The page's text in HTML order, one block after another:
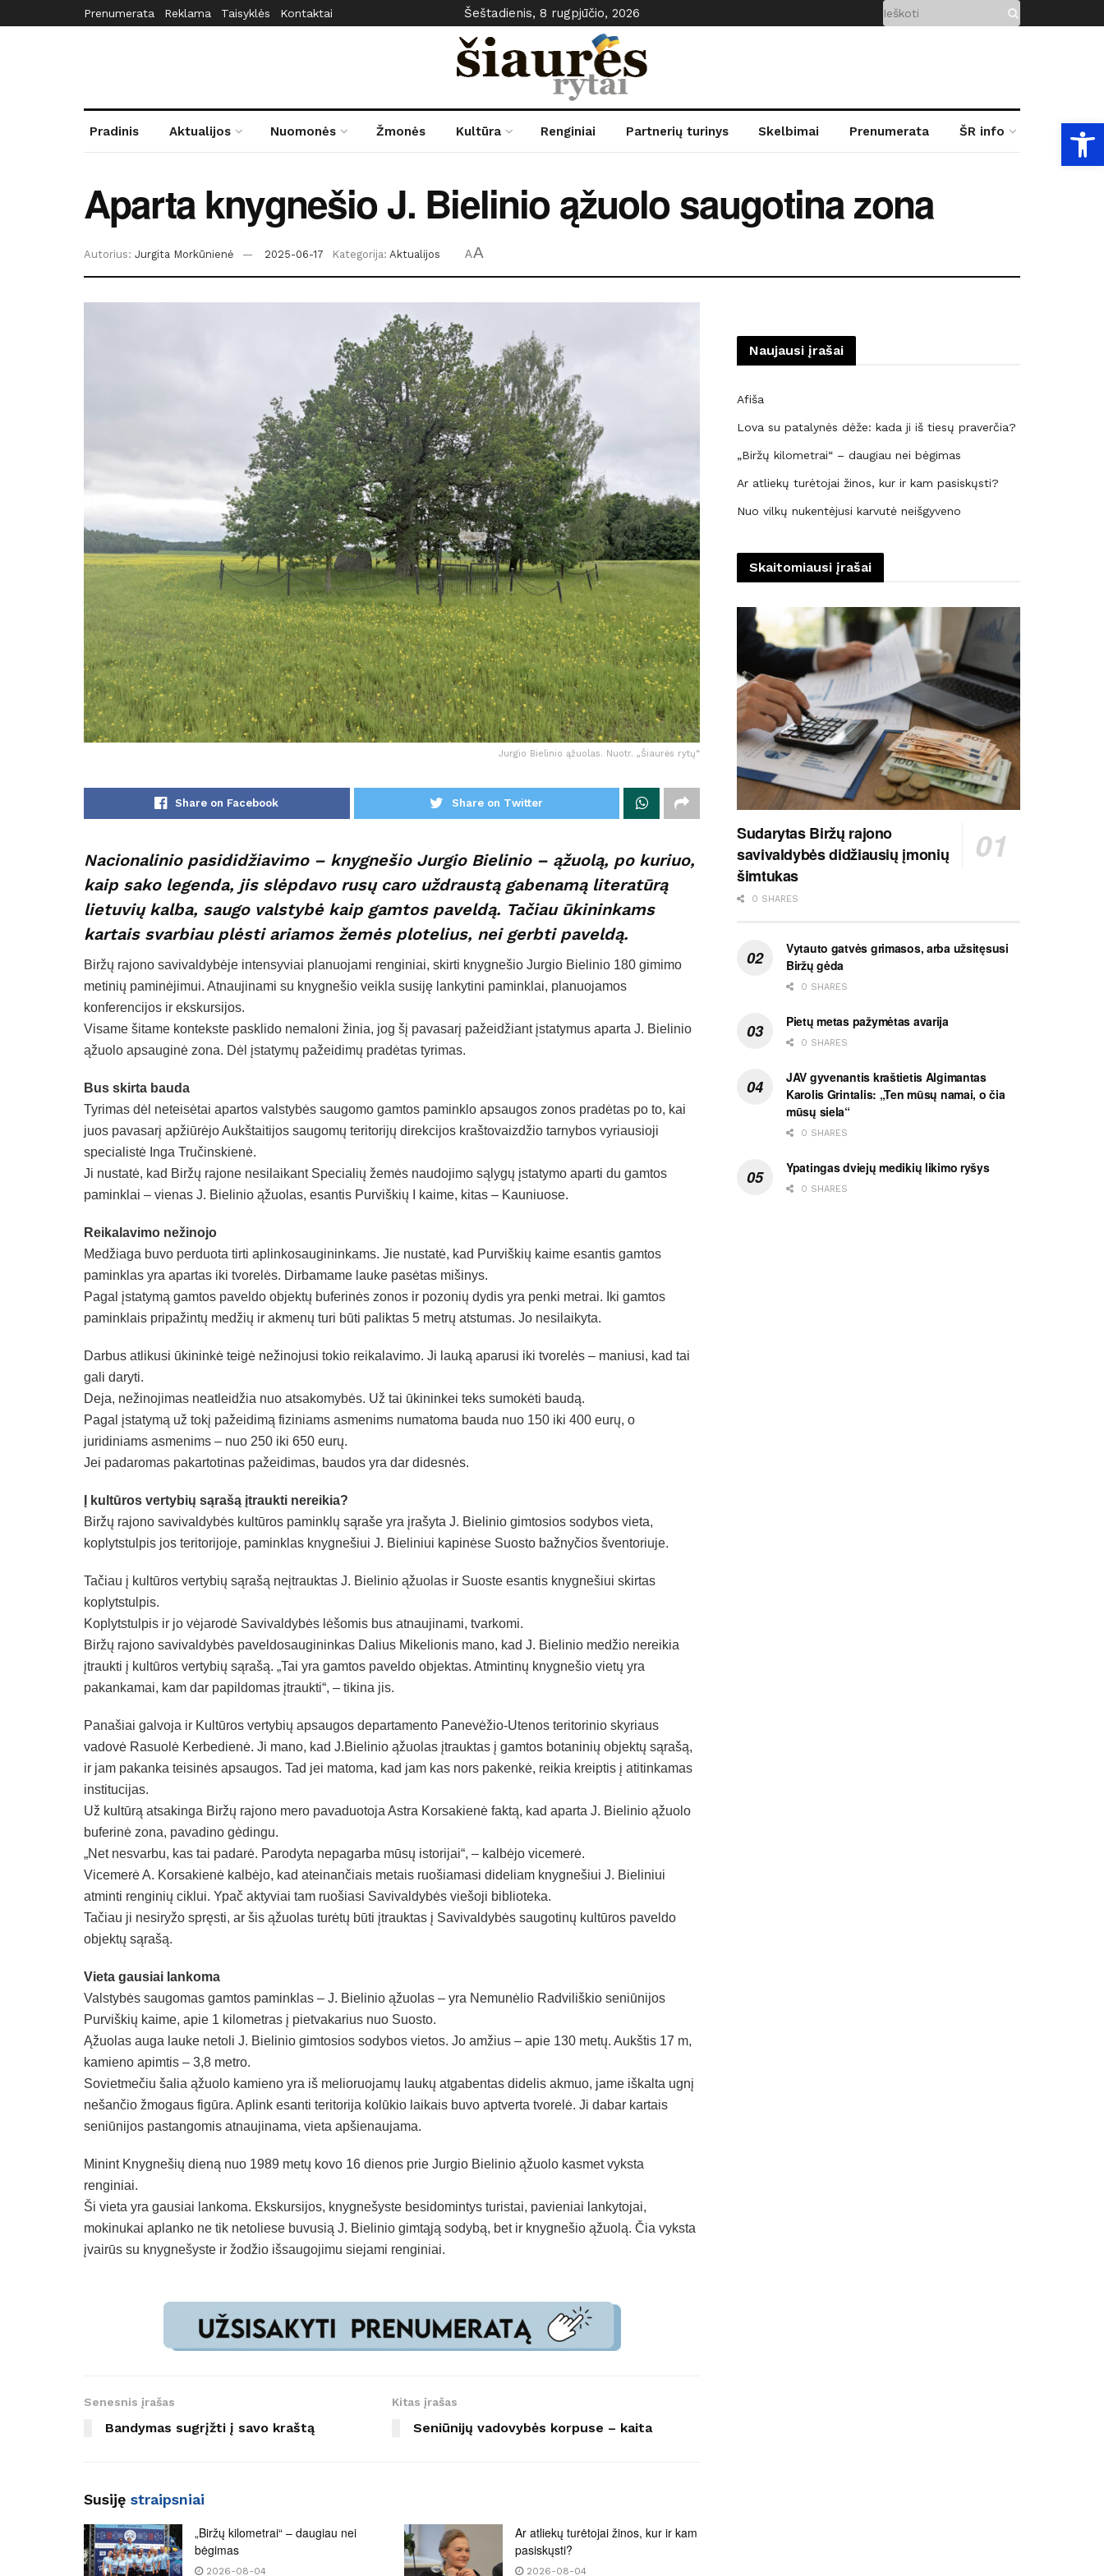
Prenumerata Reklama Taisyklės Kontaktai Šeštadienis, 8 rugpjūčio, 2026
Pradinis Aktualijos Nuomonės Žmonės Kultūra Renginiai Partnerių turinys Skelbimai Prenumerata ŠR info
Aparta knygnešio J. Bielinio ąžuolo saugotina zona
Autorius: Jurgita Morkūnienė 2025-06-17 Kategorija: Aktualijos AA
Jurgio Bielinio ąžuolas. Nuotr. „Šiaurės rytų“
Share on Facebook Share on Twitter
Nacionalinio pasididžiavimo – knygnešio Jurgio Bielinio – ąžuolą, po kuriuo,
kaip sako legenda, jis slėpdavo rusų caro uždraustą gabenamą literatūrą
lietuvių kalba, saugo valstybė kaip gamtos paveldą. Tačiau ūkininkams
kartais svarbiau plėsti ariamos žemės plotelius, nei gerbti paveldą.
Biržų rajono savivaldybėje intensyviai planuojami renginiai, skirti knygnešio Jurgio Bielinio 180 gimimo
metinių paminėjimui. Atnaujinami su knygnešio veikla susiję lankytini paminklai, planuojamos
konferencijos ir ekskursijos.
Visame šitame kontekste pasklido nemaloni žinia, jog šį pavasarį pažeidžiant įstatymus aparta J. Bielinio
ąžuolo apsauginė zona. Dėl įstatymų pažeidimų pradėtas tyrimas.
Bus skirta bauda
Tyrimas dėl neteisėtai apartos valstybės saugomo gamtos paminklo apsaugos zonos pradėtas po to, kai
juos pavasarį apžiūrėjo Aukštaitijos saugomų teritorijų direkcijos kraštovaizdžio tarnybos vyriausioji
specialistė Inga Tručinskienė.
Ji nustatė, kad Biržų rajone nesilaikant Specialių žemės naudojimo sąlygų įstatymo aparti du gamtos
paminklai – vienas J. Bielinio ąžuolas, esantis Purviškių I kaime, kitas – Kauniuose.
Reikalavimo nežinojo
Medžiaga buvo perduota tirti aplinkosaugininkams. Jie nustatė, kad Purviškių kaime esantis gamtos
paminklas yra apartas iki tvorelės. Dirbamame lauke pasėtas mišinys.
Pagal įstatymą gamtos paveldo objektų buferinės zonos ir pozonių dydis yra penki metrai. Iki gamtos
paminklais pripažintų medžių ir akmenų turi būti paliktas 5 metrų atstumas. Jo nesilaikyta.
Darbus atlikusi ūkininkė teigė nežinojusi tokio reikalavimo. Ji lauką aparusi iki tvorelės – maniusi, kad tai
gali daryti.
Deja, nežinojimas neatleidžia nuo atsakomybės. Už tai ūkininkei teks sumokėti baudą.
Pagal įstatymą už tokį pažeidimą fiziniams asmenims numatoma bauda nuo 150 iki 400 eurų, o
juridiniams asmenims – nuo 250 iki 650 eurų.
Jei padaromas pakartotinas pažeidimas, baudos yra dar didesnės.
Į kultūros vertybių sąrašą įtraukti nereikia?
Biržų rajono savivaldybės kultūros paminklų sąraše yra įrašyta J. Bielinio gimtosios sodybos vieta,
koplytstulpis jos teritorijoje, paminklas knygnešiui J. Bieliniui kapinėse Suosto bažnyčios šventoriuje.
Tačiau į kultūros vertybių sąrašą neįtrauktas J. Bielinio ąžuolas ir Suoste esantis knygnešiui skirtas
koplytstulpis.
Koplytstulpis ir jo vėjarodė Savivaldybės lėšomis bus atnaujinami, tvarkomi.
Biržų rajono savivaldybės paveldosaugininkas Dalius Mikelionis mano, kad J. Bielinio medžio nereikia
įtraukti į kultūros vertybių sąrašą. „Tai yra gamtos paveldo objektas. Atmintinų knygnešio vietų yra
pakankamai, kam dar papildomas įtraukti“, – tikina jis.
Panašiai galvoja ir Kultūros vertybių apsaugos departamento Panevėžio-Utenos teritorinio skyriaus
vadovė Rasuolė Kerbedienė. Ji mano, kad J.Bielinio ąžuolas įtrauktas į gamtos botaninių objektų sąrašą,
ir jam pakanka teisinės apsaugos. Tad jei matoma, kad jam kas nors pakenkė, reikia kreiptis į atitinkamas
institucijas.
Už kultūrą atsakinga Biržų rajono mero pavaduotoja Astra Korsakienė faktą, kad aparta J. Bielinio ąžuolo
buferinė zona, pavadino gėdingu.
„Net nesvarbu, kas tai padarė. Parodyta nepagarba mūsų istorijai“, – kalbėjo vicemerė.
Vicemerė A. Korsakienė kalbėjo, kad ateinančiais metais ruošiamasi dideliam knygnešiui J. Bieliniui
atminti renginių ciklui. Ypač aktyviai tam ruošiasi Savivaldybės viešoji biblioteka.
Tačiau ji nesiryžo spręsti, ar šis ąžuolas turėtų būti įtrauktas į Savivaldybės saugotinų kultūros paveldo
objektų sąrašą.
Vieta gausiai lankoma
Valstybės saugomas gamtos paminklas – J. Bielinio ąžuolas – yra Nemunėlio Radviliškio seniūnijos
Purviškių kaime, apie 1 kilometras į pietvakarius nuo Suosto.
Ąžuolas auga lauke netoli J. Bielinio gimtosios sodybos vietos. Jo amžius – apie 130 metų. Aukštis 17 m,
kamieno apimtis – 3,8 metro.
Sovietmečiu šalia ąžuolo kamieno yra iš melioruojamų laukų atgabentas didelis akmuo, jame iškalta ugnį
nešančio žmogaus figūra. Aplink esanti teritorija kolūkio laikais buvo aptverta tvorelė. Ji dabar kartais
seniūnijos pastangomis atnaujinama, vieta apšienaujama.
Minint Knygnešių dieną nuo 1989 metų kovo 16 dienos prie Jurgio Bielinio ąžuolo kasmet vyksta
renginiai.
Ši vieta yra gausiai lankoma. Ekskursijos, knygnešyste besidomintys turistai, pavieniai lankytojai,
mokinukai aplanko ne tik netoliese buvusią J. Bielinio gimtąją sodybą, bet ir knygnešio ąžuolą. Čia vyksta
įvairūs su knygnešyste ir žodžio išsaugojimu siejami renginiai.
Senesnis įrašas
Bandymas sugrįžti į savo kraštą
Kitas įrašas
Seniūnijų vadovybės korpuse – kaita
Susiję straipsniai
„Biržų kilometrai“ – daugiau nei
bėgimas
2026-08-04
Ar atliekų turėtojai žinos, kur ir kam
pasiskųsti?
2026-08-04
Naujausi įrašai
Afiša
Lova su patalynės dėže: kada ji iš tiesų praverčia?
„Biržų kilometrai“ – daugiau nei bėgimas
Ar atliekų turėtojai žinos, kur ir kam pasiskųsti?
Nuo vilkų nukentėjusi karvutė neišgyveno
Skaitomiausi įrašai
Sudarytas Biržų rajono
savivaldybės didžiausių įmonių
šimtukas
0 SHARES
Vytauto gatvės grimasos, arba užsitęsusi
Biržų gėda
0 SHARES
Pietų metas pažymėtas avarija
0 SHARES
JAV gyvenantis kraštietis Algimantas
Karolis Grintalis: „Ten mūsų namai, o čia
mūsų siela“
0 SHARES
Ypatingas dviejų medikių likimo ryšys
0 SHARES